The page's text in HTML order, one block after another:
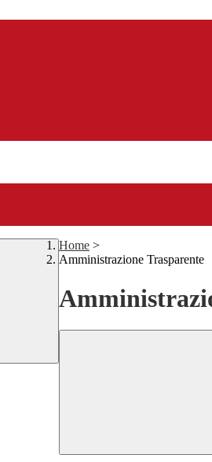
Home >
Amministrazione Trasparente